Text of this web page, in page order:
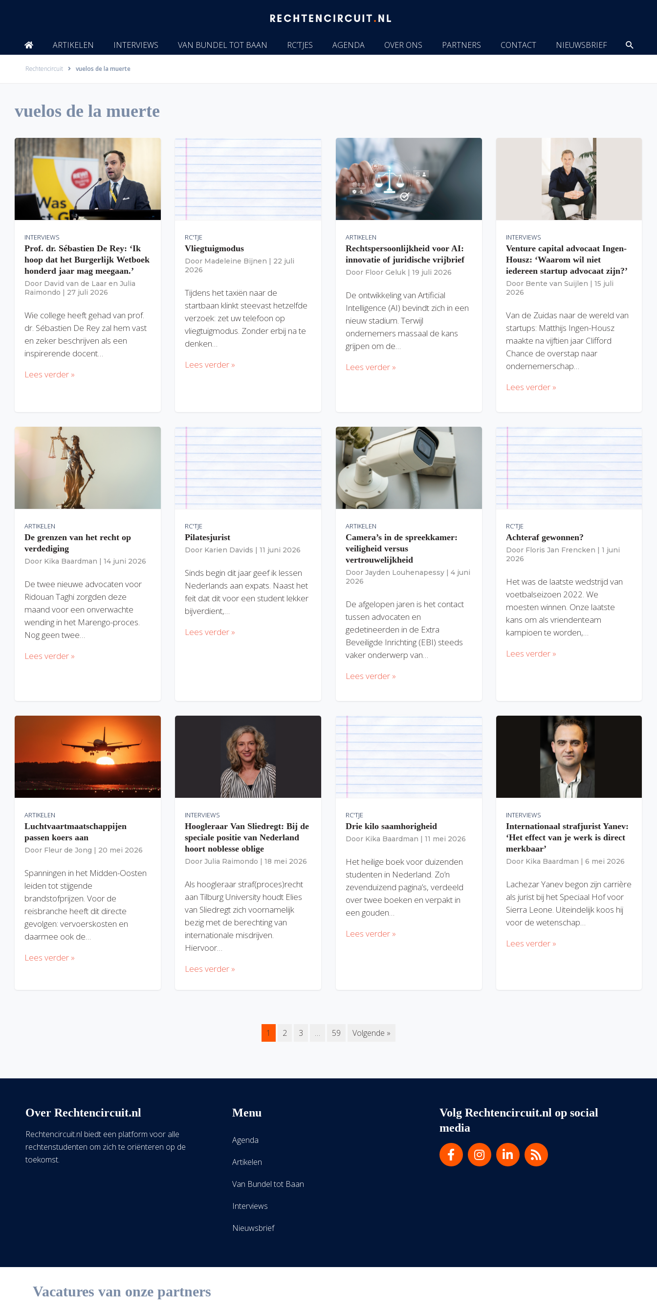
ARTIKELEN INTERVIEWS VAN BUNDEL TOT BAAN RC’TJES AGENDA OVER ONS PARTNERS CONTACT NIEUWSBRIEF
Rechtencircuit vuelos de la muerte
vuelos de la muerte
INTERVIEWS
Prof. dr. Sébastien De Rey: ‘Ik
hoop dat het Burgerlijk Wetboek
honderd jaar mag meegaan.’
Door David van de Laar en Julia
Raimondo | 27 juli 2026
Wie college heeft gehad van prof.
dr. Sébastien De Rey zal hem vast
en zeker beschrijven als een
inspirerende docent…
Lees verder »
RC'TJE
Vliegtuigmodus
Door Madeleine Bijnen | 22 juli
2026
Tijdens het taxiën naar de
startbaan klinkt steevast hetzelfde
verzoek: zet uw telefoon op
vliegtuigmodus. Zonder erbij na te
denken…
Lees verder »
ARTIKELEN
Rechtspersoonlijkheid voor AI:
innovatie of juridische vrijbrief
Door Floor Geluk | 19 juli 2026
De ontwikkeling van Artificial
Intelligence (AI) bevindt zich in een
nieuw stadium. Terwijl
ondernemers massaal de kans
grijpen om de…
Lees verder »
INTERVIEWS
Venture capital advocaat Ingen-
Housz: ‘Waarom wil niet
iedereen startup advocaat zijn?’
Door Bente van Suijlen | 15 juli
2026
Van de Zuidas naar de wereld van
startups: Matthijs Ingen-Housz
maakte na vijftien jaar Clifford
Chance de overstap naar
ondernemerschap…
Lees verder »
ARTIKELEN
De grenzen van het recht op
verdediging
Door Kika Baardman | 14 juni 2026
De twee nieuwe advocaten voor
Ridouan Taghi zorgden deze
maand voor een onverwachte
wending in het Marengo-proces.
Nog geen twee…
Lees verder »
RC'TJE
Pilatesjurist
Door Karien Davids | 11 juni 2026
Sinds begin dit jaar geef ik lessen
Nederlands aan expats. Naast het
feit dat dit voor een student lekker
bijverdient,…
Lees verder »
ARTIKELEN
Camera’s in de spreekkamer:
veiligheid versus
vertrouwelijkheid
Door Jayden Louhenapessy | 4 juni
2026
De afgelopen jaren is het contact
tussen advocaten en
gedetineerden in de Extra
Beveiligde Inrichting (EBI) steeds
vaker onderwerp van…
Lees verder »
RC'TJE
Achteraf gewonnen?
Door Floris Jan Frencken | 1 juni
2026
Het was de laatste wedstrijd van
voetbalseizoen 2022. We
moesten winnen. Onze laatste
kans om als vriendenteam
kampioen te worden,…
Lees verder »
ARTIKELEN
Luchtvaartmaatschappijen
passen koers aan
Door Fleur de Jong | 20 mei 2026
Spanningen in het Midden-Oosten
leiden tot stijgende
brandstofprijzen. Voor de
reisbranche heeft dit directe
gevolgen: vervoerskosten en
daarmee ook de…
Lees verder »
INTERVIEWS
Hoogleraar Van Sliedregt: Bij de
speciale positie van Nederland
hoort noblesse oblige
Door Julia Raimondo | 18 mei 2026
Als hoogleraar straf(proces)recht
aan Tilburg University houdt Elies
van Sliedregt zich voornamelijk
bezig met de berechting van
internationale misdrijven.
Hiervoor…
Lees verder »
RC'TJE
Drie kilo saamhorigheid
Door Kika Baardman | 11 mei 2026
Het heilige boek voor duizenden
studenten in Nederland. Zo’n
zevenduizend pagina’s, verdeeld
over twee boeken en verpakt in
een gouden…
Lees verder »
INTERVIEWS
Internationaal strafjurist Yanev:
‘Het effect van je werk is direct
merkbaar’
Door Kika Baardman | 6 mei 2026
Lachezar Yanev begon zijn carrière
als jurist bij het Speciaal Hof voor
Sierra Leone. Uiteindelijk koos hij
voor de wetenschap…
Lees verder »
1 2 3 … 59 Volgende »
Over Rechtencircuit.nl
Rechtencircuit.nl biedt een platform voor alle
rechtenstudenten om zich te oriënteren op de
toekomst.
Menu
Agenda
Artikelen
Van Bundel tot Baan
Interviews
Nieuwsbrief
Volg Rechtencircuit.nl op social
media
Vacatures van onze partners